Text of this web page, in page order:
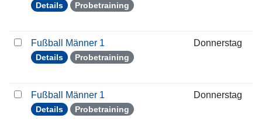
Details Probetraining
Fußball Männer 1
Details Probetraining
Donnerstag
Fußball Männer 1
Details Probetraining
Donnerstag